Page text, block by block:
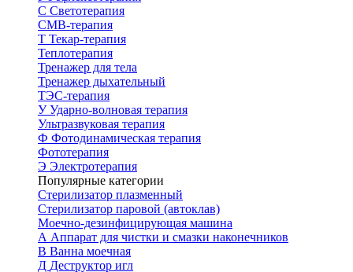
С Светотерапия
СМВ-терапия
Т Текар-терапия
Теплотерапия
Тренажер для тела
Тренажер дыхательный
ТЭС-терапия
УУдарно-волновая терапия
Ультразвуковая терапия
Ф Фотодинамическая терапия
Фототерапия
Э Электротерапия
Популярные категории
Стерилизатор плазменный
Стерилизатор паровой (автоклав)
Моечно-дезинфицирующая машина
А Аппарат для чистки и смазки наконечников
В Ванна моечная
Д Деструктор игл